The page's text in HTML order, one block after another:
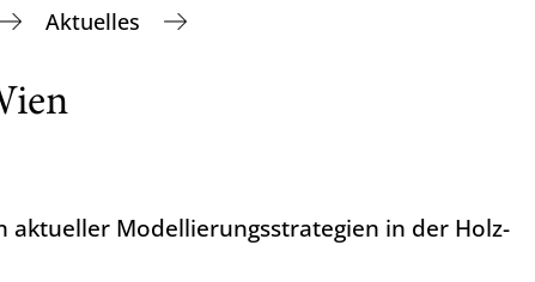
Aktuelles
aktueller Modellierungsstrategien in der Holz-